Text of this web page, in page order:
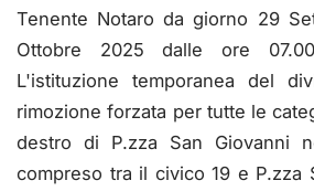
Tenente Notaro da giorno 29
Ottobre 2025 dalle ore
L'istituzione temporanea del
rimozione forzata per tutte le
destro di P.zza San Giovanni
compreso tra il civico 19 e P.zza